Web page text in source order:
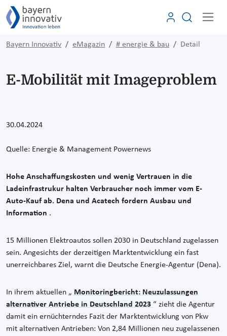
Bayern Innovativ eMagazin # energie & bau Detail
E-Mobilität mit Imageproblem
30.04.2024
Quelle: Energie & Management Powernews
Hohe Anschaffungskosten und wenig Vertrauen in die
Ladeinfrastrukur halten Verbraucher noch immer vom E-
Auto-Kauf ab. Dena und Acatech fordern Ausbau und
Information .
15 Millionen Elektroautos sollen 2030 in Deutschland zugelassen
sein. Angesichts der derzeitigen Marktentwicklung ein fast
unerreichbares Ziel, warnt die Deutsche Energie-Agentur (Dena).
In ihrem aktuellen „ Monitoringbericht: Neuzulassungen
alternativer Antriebe in Deutschland 2023 “ zieht die Agentur
damit ein ernüchterndes Fazit der Marktentwicklung von Pkw
mit alternativen Antrieben: Von 2,84 Millionen neu zugelassenen